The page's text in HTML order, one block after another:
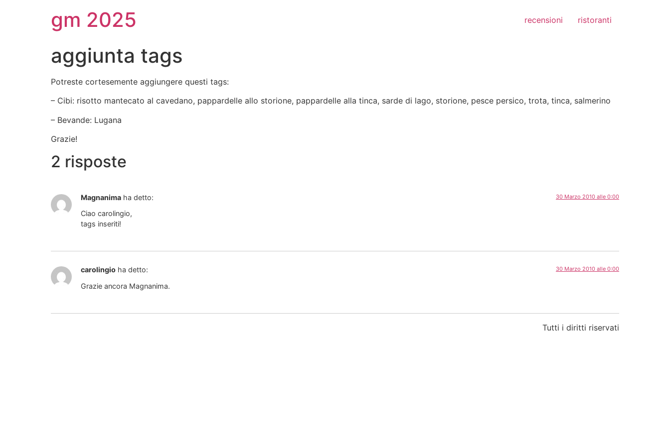
gm 2025 recensioni ristoranti
aggiunta tags
Potreste cortesemente aggiungere questi tags:
– Cibi: risotto mantecato al cavedano, pappardelle allo storione, pappardelle alla tinca, sarde di lago, storione, pesce persico, trota, tinca, salmerino
– Bevande: Lugana
Grazie!
2 risposte
Magnanima ha detto: 30 Marzo 2010 alle 0:00
Ciao carolingio,
tags inseriti!
carolingio ha detto: 30 Marzo 2010 alle 0:00
Grazie ancora Magnanima.
Tutti i diritti riservati